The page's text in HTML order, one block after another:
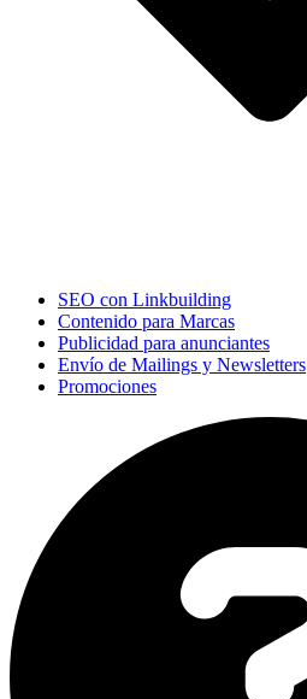
SEO con Linkbuilding
Contenido para Marcas
Publicidad para anunciantes
Envío de Mailings y Newsletters
Promociones